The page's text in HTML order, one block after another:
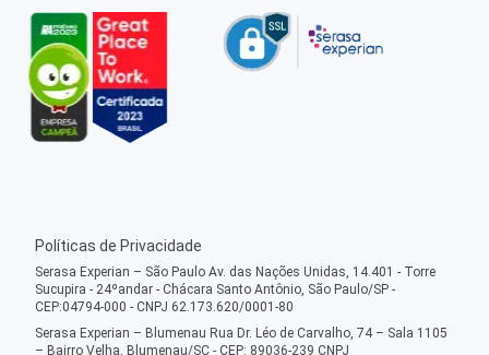
Políticas de Privacidade
Serasa Experian – São Paulo Av. das Nações Unidas, 14.401 - Torre
Sucupira - 24ºandar - Chácara Santo Antônio, São Paulo/SP -
CEP:04794-000 - CNPJ 62.173.620/0001-80
Serasa Experian – Blumenau Rua Dr. Léo de Carvalho, 74 – Sala 1105
– Bairro Velha, Blumenau/SC - CEP: 89036-239 CNPJ